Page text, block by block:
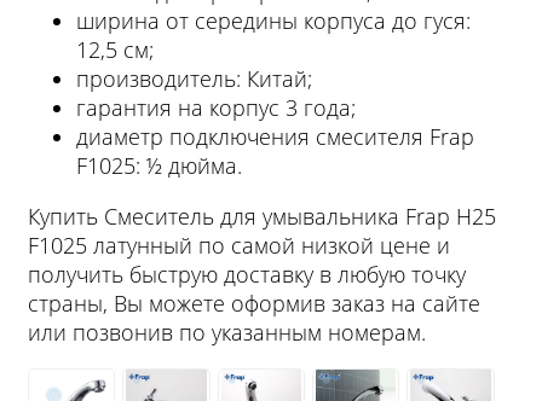
ширина от середины корпуса до гуся:
12,5 см;
производитель: Китай;
гарантия на корпус 3 года;
диаметр подключения смесителя Frap
F1025: ½ дюйма.
Купить Смеситель для умывальника Frap H25
F1025 латунный по самой низкой цене и
получить быструю доставку в любую точку
страны, Вы можете оформив заказ на сайте
или позвонив по указанным номерам.